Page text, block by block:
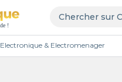
Electronique & Electromenager